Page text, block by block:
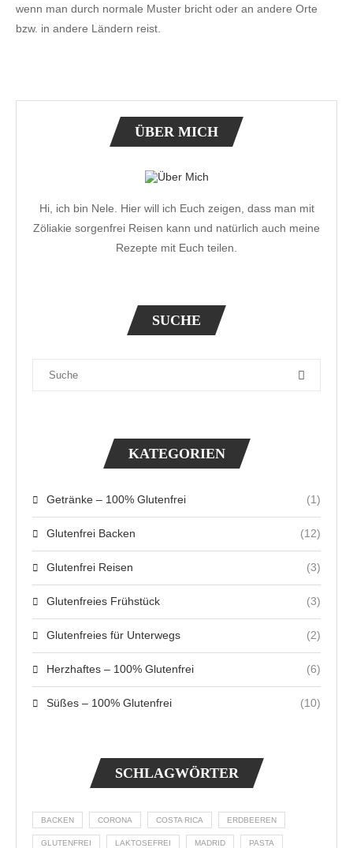
wenn man durch normale Muster bricht oder an andere Orte
bzw. in andere Ländern reist.
ÜBER MICH
Hi, ich bin Nele. Hier will ich Euch zeigen, dass man mit
Zöliakie sorgenfrei Reisen kann und natürlich auch meine
Rezepte mit Euch teilen.
SUCHE
KATEGORIEN
Getränke – 100% Glutenfrei (1)
Glutenfrei Backen (12)
Glutenfrei Reisen (3)
Glutenfreies Frühstück (3)
Glutenfreies für Unterwegs (2)
Herzhaftes – 100% Glutenfrei (6)
Süßes – 100% Glutenfrei (10)
SCHLAGWÖRTER
BACKEN CORONA COSTA RICA ERDBEEREN
GLUTENFREI LAKTOSEFREI MADRID PASTA